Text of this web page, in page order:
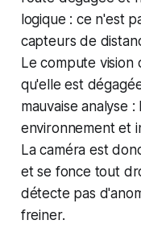
logique : ce n'est
capteurs de
Le compute
qu'elle est
mauvaise analyse
environnement et
La caméra est
et se fonce tout
détecte pas
freiner.